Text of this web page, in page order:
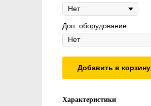
Доп. оборудование
Добавить в корзину
Характеристики